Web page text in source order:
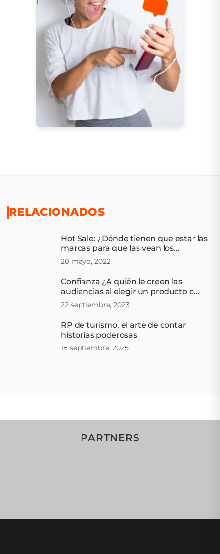
RELACIONADOS
Hot Sale: ¿Dónde tienen que estar las
marcas para que las vean los
consumidores?
20 mayo, 2022
Confianza ¿A quién le creen las
audiencias al elegir un producto o
servicio?
22 septiembre, 2023
RP de turismo, el arte de contar
historias poderosas
18 septiembre, 2025
PARTNERS